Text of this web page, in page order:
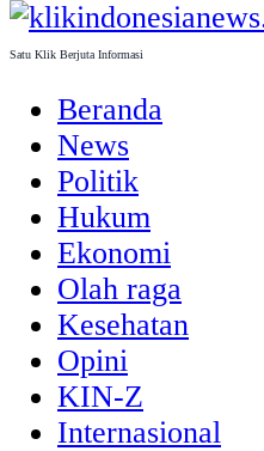
Satu Klik Berjuta Informasi
Beranda
News
Politik
Hukum
Ekonomi
Olah raga
Kesehatan
Opini
KIN-Z
Internasional